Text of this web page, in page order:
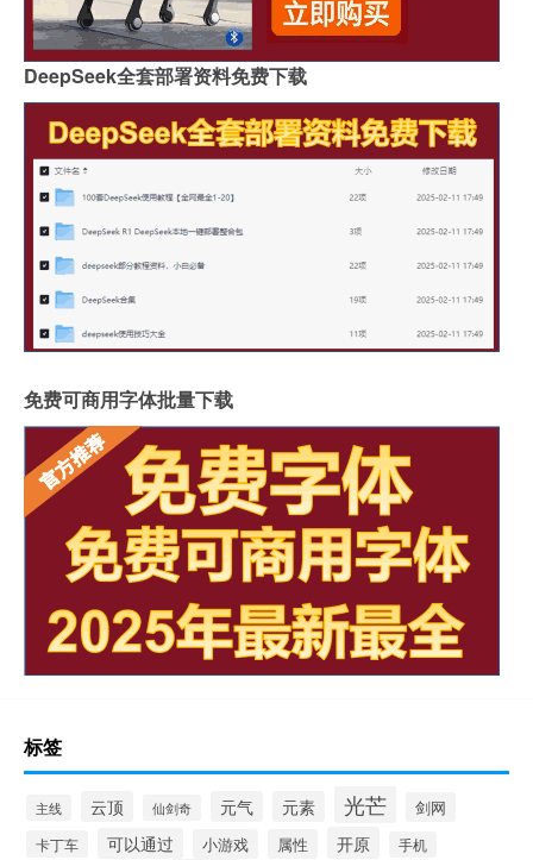
DeepSeek全套部署资料免费下载
免费可商用字体批量下载
标签
主线 云顶 仙剑奇 元气 元素 光芒 剑网
卡丁车 可以通过 小游戏 属性 开原 手机